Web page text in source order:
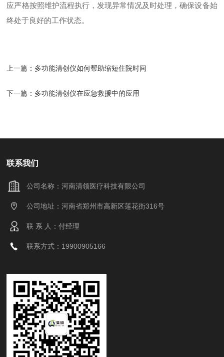
应严格按照维护流程执行，发现异常情况及时处理，确保设备始
终处于良好的工作状态。
上一篇： 多功能清创仪如何帮助缩短住院时间
下一篇： 多功能清创仪在应急救援中的应用
联系我们
公司名称：河南清领医疗科技有限公司
公司地址：河南省郑州市高新区莲花街316号
联 系 人：付经理
联系方式：19900905166